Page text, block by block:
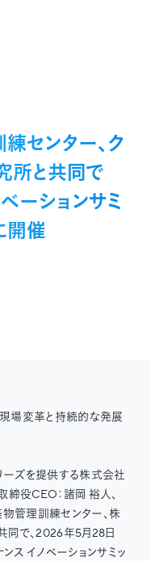
センター、ク
所と共同で
ーションサミ
開催
場変革と持続的な発展
ーズを提供する株式会社
締役CEO：諸岡 裕人、
物管理訓練センター、株
同で、2026年5月28日
ンス イノベーションサミッ